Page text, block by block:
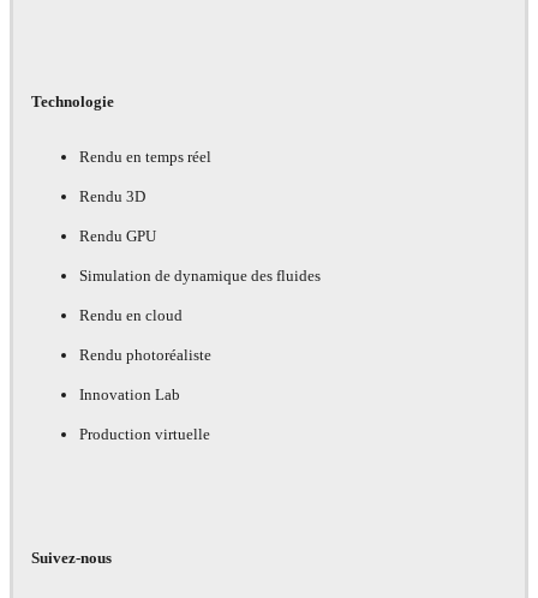
Technologie
Rendu en temps réel
Rendu 3D
Rendu GPU
Simulation de dynamique des fluides
Rendu en cloud
Rendu photoréaliste
Innovation Lab
Production virtuelle
Suivez-nous